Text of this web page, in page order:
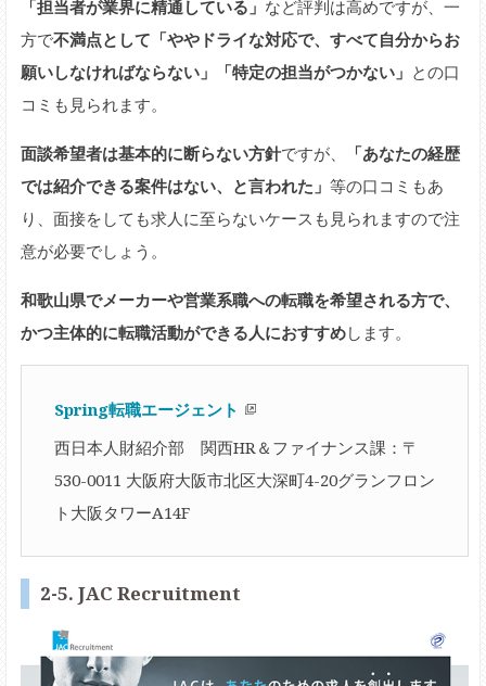
「担当者が業界に精通している」 など評判は高めですが、一
方で不満点として「ややドライな対応で、すべて自分からお
願いしなければならない」「特定の担当がつかない」 との口
コミも見られます。
面談希望者は基本的に断らない方針ですが、
「あなたの経歴
では紹介できる案件はない、と言われた」 等の口コミもあ
り、面接をしても求人に至らないケースも見られますので注
意が必要でしょう。
和歌山県でメーカーや営業系職への転職を希望される方で、
かつ主体的に転職活動ができる人におすすめします。
Spring転職エージェント
西日本人財紹介部 関西HR＆ファイナンス課：〒
530-0011 大阪府大阪市北区大深町4-20グランフロン
ト大阪タワーA14F
2-5. JAC Recruitment